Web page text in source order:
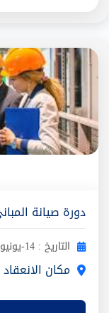
دورة صيانة
التاريخ : 14-يونيو-2026
مكان